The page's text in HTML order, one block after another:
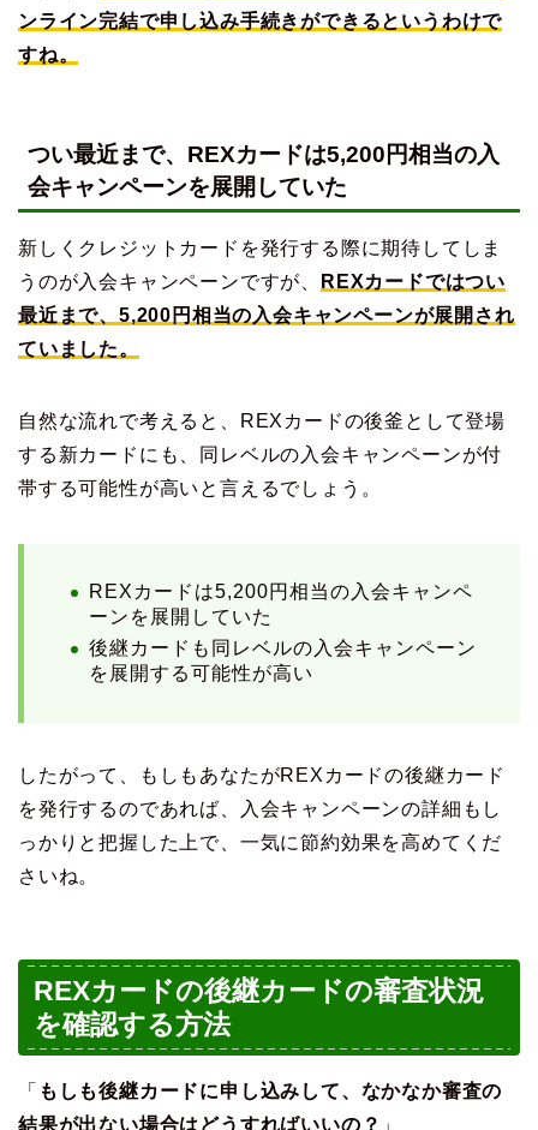
ンライン完結で申し込み手続きができるというわけで
すね。
つい最近まで、REXカードは5,200円相当の入
会キャンペーンを展開していた
新しくクレジットカードを発行する際に期待してしま
うのが入会キャンペーンですが、
REXカードではつい
最近まで、5,200円相当の入会キャンペーンが展開され
ていました。
自然な流れで考えると、REXカードの後釜として登場
する新カードにも、同レベルの入会キャンペーンが付
帯する可能性が高いと言えるでしょう。
REXカードは5,200円相当の入会キャンペ
ーンを展開していた
後継カードも同レベルの入会キャンペーン
を展開する可能性が高い
したがって、もしもあなたがREXカードの後継カード
を発行するのであれば、入会キャンペーンの詳細もし
っかりと把握した上で、一気に節約効果を高めてくだ
さいね。
REXカードの後継カードの審査状況
を確認する方法
「 もしも後継カードに申し込みして、なかなか審査の
結果が出ない場合はどうすればいいの？ 」